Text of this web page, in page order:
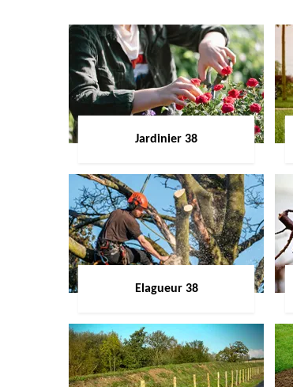
Jardinier 38
Elagueur 38